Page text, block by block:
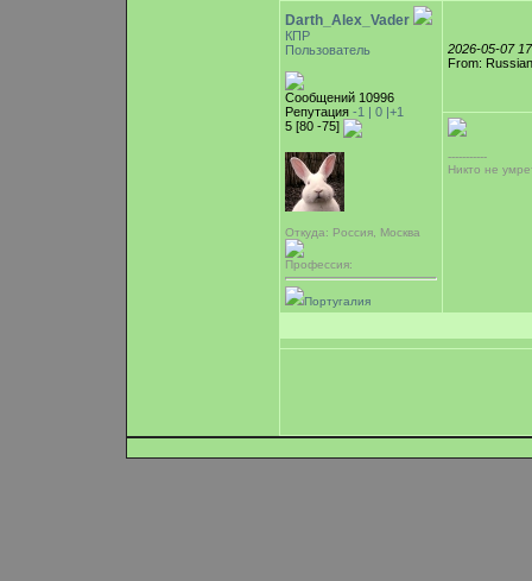
Darth_Alex_Vader
КПР
Пользователь
Сообщений 10996
Репутация -1 | 0 |+1
5 [80 -75]
Откуда: Россия, Москва
Профессия:
Португалия
2026-05-07
From:
-----------
Никто не